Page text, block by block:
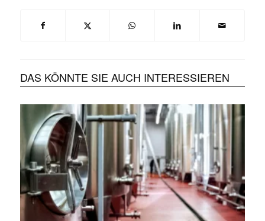
DAS KÖNNTE SIE AUCH INTERESSIEREN